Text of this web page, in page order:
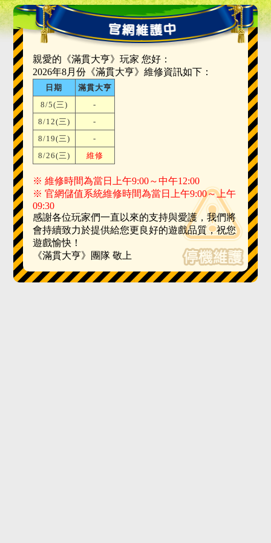
親愛的《滿貫大亨》玩家 您好：
2026年8月份《滿貫大亨》維修資訊如下：
日期
滿貫大亨
8/5(三)
-
8/12(三)
-
8/19(三)
-
8/26(三)
維修
※ 維修時間為當日上午9:00～中午12:00
※ 官網儲值系統維修時間為當日上午9:00～上午
09:30
感謝各位玩家們一直以來的支持與愛護，我們將
會持續致力於提供給您更良好的遊戲品質，祝您
遊戲愉快！
《滿貫大亨》團隊 敬上